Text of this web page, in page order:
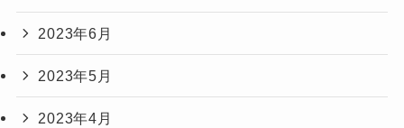
2023年6月
2023年5月
2023年4月